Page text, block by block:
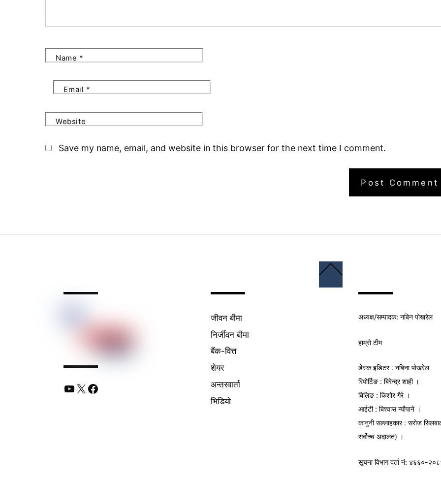
Name *
Email *
Website
Save my name, email, and website in this browser for the next time I comment.
To
YouTube
X Facebook
जीवन बीमा
निर्जीवन बीमा
बैंक-वित्त
शेयर
अन्तरवार्ता
भिडियो
अध्यक्ष/सम्पादक: नबिन पोखरेल
हाम्रो टीम
डेस्क इडिटर : नबिना पोखरेल
रिपोर्टिङ : बिरेन्द्र शाही ।
बिलिङ : किशोर गैरे ।
आईटी : बिश्वास न्यौपाने ।
कानुनी सल्लाहकार : सरोज
सर्वोच्च अदालत) ।
सूचना विभागदर्ता नं: ४६६०-